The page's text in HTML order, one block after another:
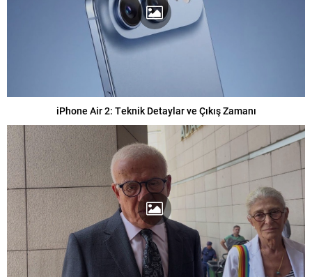
iPhone Air 2: Teknik Detaylar ve Çıkış Zamanı